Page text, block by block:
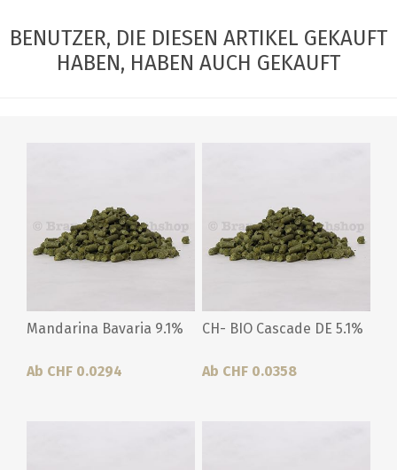
BENUTZER, DIE DIESEN ARTIKEL GEKAUFT
HABEN, HABEN AUCH GEKAUFT
Mandarina Bavaria 9.1%
Ab CHF 0.0294
CH- BIO Cascade DE 5.1%
Ab CHF 0.0358